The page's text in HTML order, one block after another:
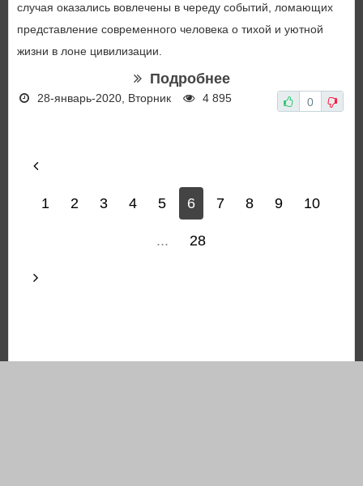
случая оказались вовлечены в череду событий, ломающих
представление современного человека о тихой и уютной
жизни в лоне цивилизации.
Подробнее
28-январь-2020, Вторник 4 895 0
1 2 3 4 5 6 7 8 9 10
... 28